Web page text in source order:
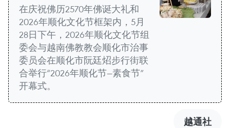
在庆祝佛历2570年佛诞大礼和
2026年顺化文化节框架内，5月
28日下午，2026年顺化文化节组
委会与越南佛教教会顺化市治事
委员会在顺化市阮廷炤步行街联
合举行“2026年顺化节—素食节”
开幕式。
越通社